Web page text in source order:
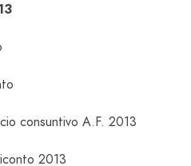
consuntivo A.F. 2013
2013